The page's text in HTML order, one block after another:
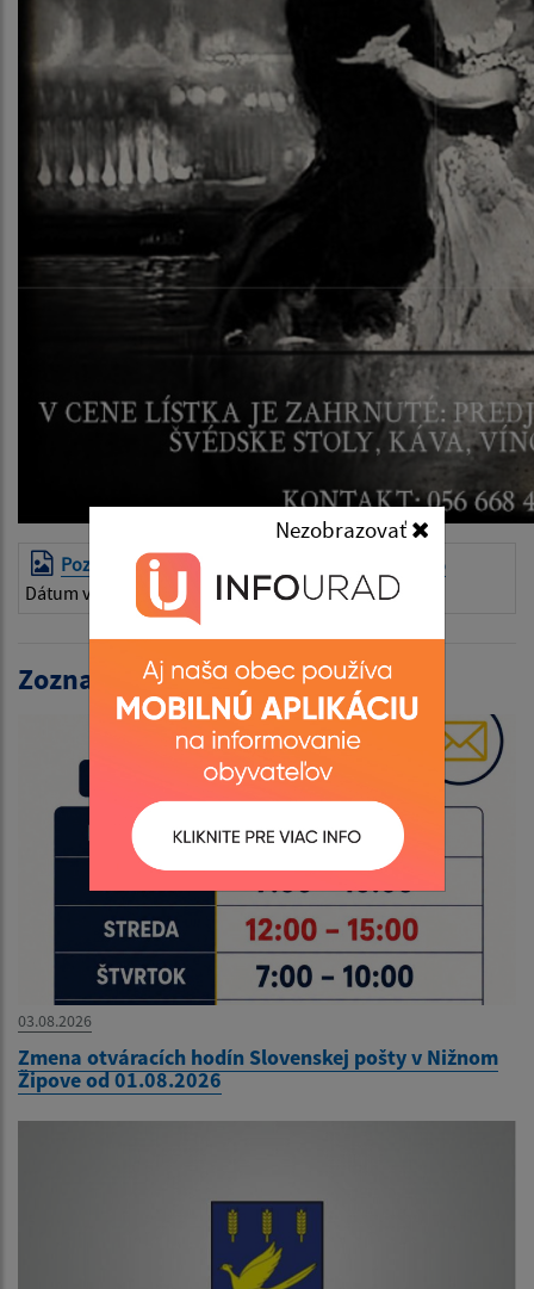
Nezobrazovať
Pozvánka na 20 rezprezentačný ples | PNG | 0.65 Mb
Dátum vyvesenia: 03.01.2025
Zoznam aktualít:
03.08.2026
Zmena otváracích hodín Slovenskej pošty v Nižnom
Žipove od 01.08.2026